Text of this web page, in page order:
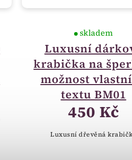
Luxusní
krabička na
možnost
textu BM01
skladem
450 Kč
Luxusní dřevěná